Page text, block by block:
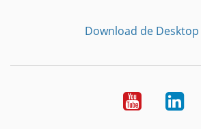
Download de Desktop
YouTube